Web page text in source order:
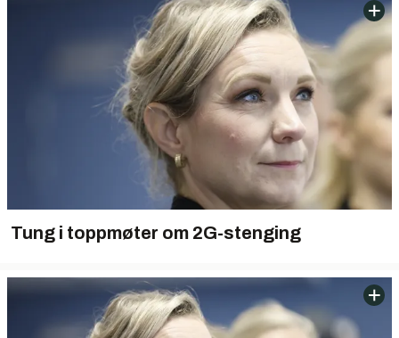
Tung i toppmøter om 2G-stenging